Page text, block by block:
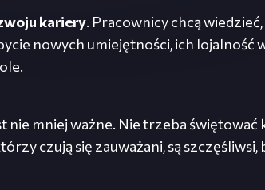
kariery. Pracownicy chcą
nowych umiejętności, ich
nie mniej ważne. Nie trzeba
czują się zauważani, są